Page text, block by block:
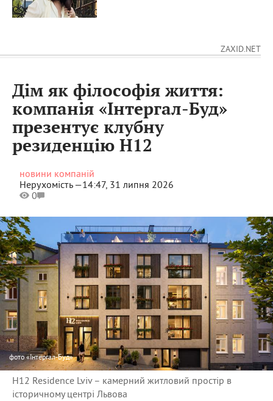
ZAXID.NET
Дім як філософія життя:
компанія «Інтергал-Буд»
презентує клубну
резиденцію H12
новини компаній
Нерухомість —14:47, 31 липня 2026
0
фото«Інтергал-Буд»
H12 Residence Lviv – камерний житловий простір в
історичному центрі Львова